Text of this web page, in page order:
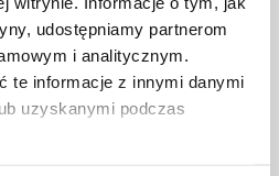
udostępniamy partnerom
i analitycznym.
te informacje z innymi danymi
uzyskanymi podczas
jest coraz więcej reguł,
poszczególne
nim wszystkie firmy
zasad, których
ujednolicenia jakości
do klientów.